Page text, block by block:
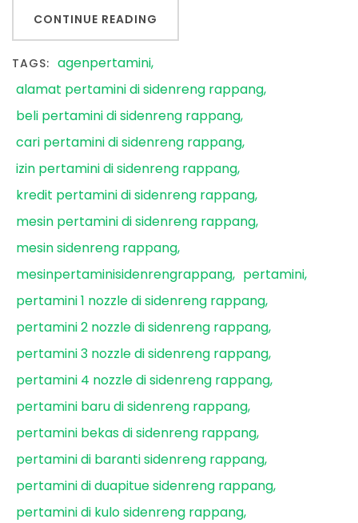
CONTINUE READING
TAGS: agenpertamini
alamat pertamini di sidenreng rappang
beli pertamini di sidenreng rappang
cari pertamini di sidenreng rappang
izin pertamini di sidenreng rappang
kredit pertamini di sidenreng rappang
mesin pertamini di sidenreng rappang
mesin sidenreng rappang
mesinpertaminisidenrengrappang
pertamini
pertamini 1 nozzle di sidenreng rappang
pertamini 2 nozzle di sidenreng rappang
pertamini 3 nozzle di sidenreng rappang
pertamini 4 nozzle di sidenreng rappang
pertamini baru di sidenreng rappang
pertamini bekas di sidenreng rappang
pertamini di baranti sidenreng rappang
pertamini di duapitue sidenreng rappang
pertamini di kulo sidenreng rappang